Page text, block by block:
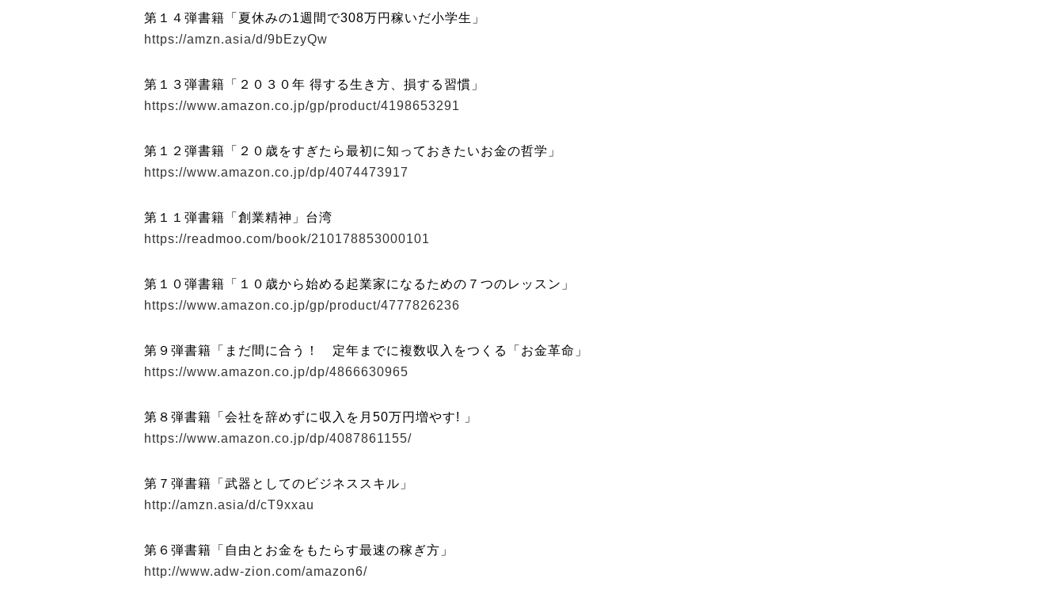
第１４弾書籍「夏休みの1週間で308万円稼いだ小学生」
https://amzn.asia/d/9bEzyQw
第１３弾書籍「２０３０年 得する生き方、損する習慣」
https://www.amazon.co.jp/gp/product/4198653291
第１２弾書籍「２０歳をすぎたら最初に知っておきたいお金の哲学」
https://www.amazon.co.jp/dp/4074473917
第１１弾書籍「創業精神」台湾
https://readmoo.com/book/210178853000101
第１０弾書籍「１０歳から始める起業家になるための７つのレッスン」
https://www.amazon.co.jp/gp/product/4777826236
第９弾書籍「まだ間に合う！ 定年までに複数収入をつくる「お金革命」
https://www.amazon.co.jp/dp/4866630965
第８弾書籍「会社を辞めずに収入を月50万円増やす! 」
https://www.amazon.co.jp/dp/4087861155/
第７弾書籍「武器としてのビジネススキル」
http://amzn.asia/d/cT9xxau
第６弾書籍「自由とお金をもたらす最速の稼ぎ方」
http://www.adw-zion.com/amazon6/